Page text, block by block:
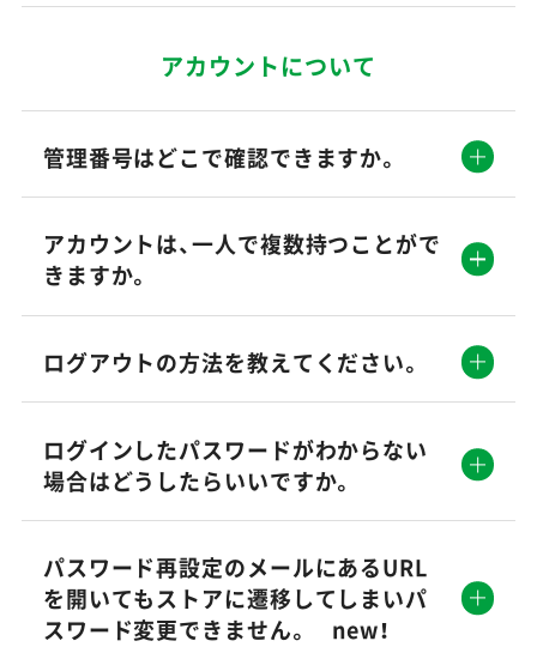
アカウントについて
管理番号はどこで確認できますか。
アカウントは、一人で複数持つことがで
きますか。
ログアウトの方法を教えてください。
ログインしたパスワードがわからない
場合はどうしたらいいですか。
パスワード再設定のメールにあるURL
を開いてもストアに遷移してしまいパ
スワード変更できません。 new！